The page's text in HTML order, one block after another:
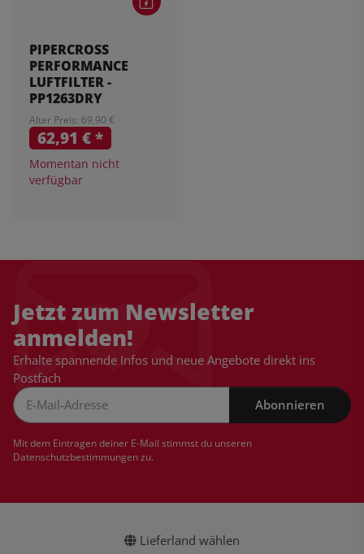
PIPERCROSS
PERFORMANCE
LUFTFILTER -
PP1263DRY
Alter Preis: 69,90 €
62,91 €*
Momentan nicht
verfügbar
Jetzt zum Newsletter
anmelden!
Erhalte spannende Infos und neue Angebote direkt ins
Postfach
Abonnieren
Mit dem Eintragen deiner E-Mail stimmst du unseren
Datenschutzbestimmungenzu.
Lieferland wählen